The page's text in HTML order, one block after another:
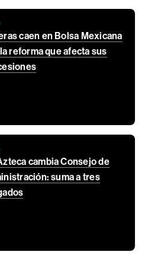
caen en Bolsa Mexicana
reforma que afecta sus
cambia Consejo de
suma a tres